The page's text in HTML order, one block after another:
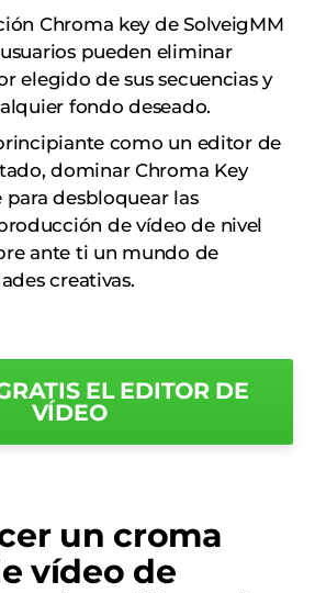
Chroma key de SolveigMM
pueden eliminar
elegido de sus secuencias y
fondo deseado.
como un editor de
dominar Chroma Key
para desbloquear las
de vídeo de nivel
ante ti un mundo de
creativas.
EL EDITOR DE
VÍDEO
un croma
vídeo de